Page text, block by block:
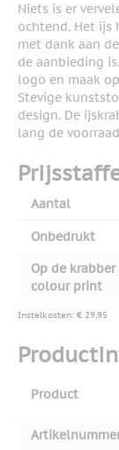
Niets is er
ochtend. Het ijs
met dank aan
de aanbieding
logo en maak
Stevige
design. De
lang de
Aantal
Onbedrukt
Op de
colour print
Instelkosten: € 29,95
Product